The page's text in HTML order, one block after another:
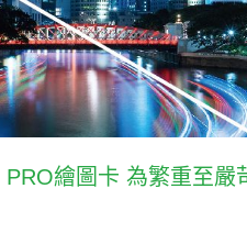
繪圖卡 為繁重至